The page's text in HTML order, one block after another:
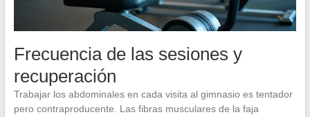
Frecuencia de las sesiones y
recuperación
Trabajar los abdominales en cada visita al gimnasio es tentador
pero contraproducente. Las fibras musculares de la faja